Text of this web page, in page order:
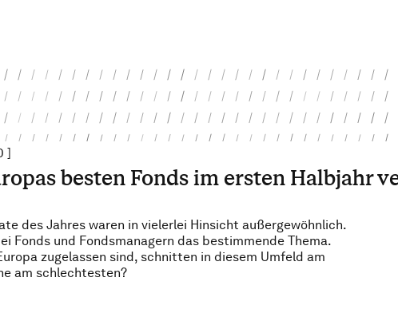
]
besten Fonds im ersten Halbjahr
des Jahres waren in vielerlei Hinsicht außergewöhnlich.
Fonds und Fondsmanagern das bestimmende Thema.
zugelassen sind, schnitten in diesem Umfeld am
am schlechtesten?